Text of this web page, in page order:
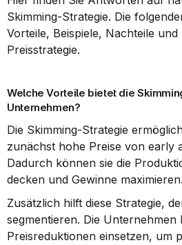
Skimming-Strategie. Die
Vorteile, Beispiele, Nachteile
Preisstrategie.
Welche Vorteile bietet die
Unternehmen?
Die Skimming-Strategie
zunächst hohe Preise von early
Dadurch können sie die
decken und Gewinne maximieren.
Zusätzlich hilft diese Strategie,
segmentieren. Die Unternehmen
Preisreduktionen einsetzen, um